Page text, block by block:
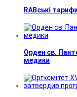
RABські
Орден св.
медики